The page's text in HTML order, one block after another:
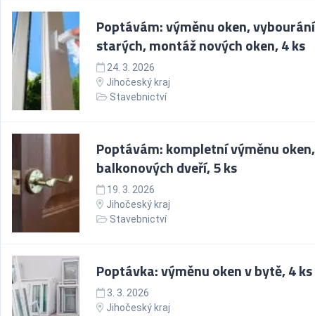
Poptávám: výměnu oken, vybourání
starých, montáž nových oken, 4 ks
24. 3. 2026
Jihočeský kraj
Stavebnictví
Poptávám: kompletní výměnu oken,
balkonových dveří, 5 ks
19. 3. 2026
Jihočeský kraj
Stavebnictví
Poptávka: výměnu oken v bytě, 4 ks
3. 3. 2026
Jihočeský kraj